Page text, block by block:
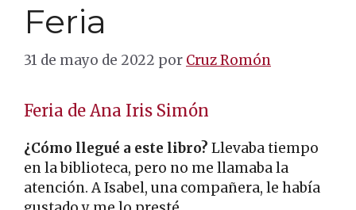
Feria
31 de mayo de 2022 por Cruz Romón
Feria de Ana Iris Simón
¿Cómo llegué a este libro? Llevaba tiempo
en la biblioteca, pero no me llamaba la
atención. A Isabel, una compañera, le había